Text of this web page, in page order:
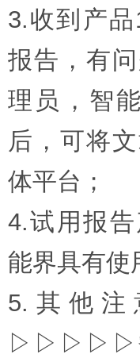
3.收到产
报告，有
理员，智
后，可将
体平台；
4.试用报
能界具有使
5.其他注
▷▷▷▷▷